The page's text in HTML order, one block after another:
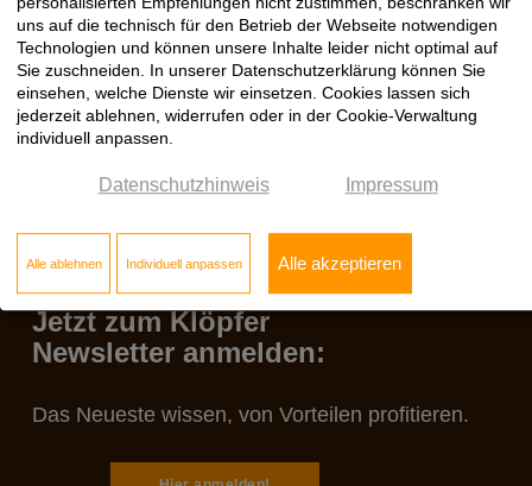
gewinnen!«
Weitere Info zum UPM ProFi Click System finden Siehiersowie
beiUPM ProFi
Jetzt zum Klöpfer
Newsletter anmelden:
Das Neueste wissen, von Vorteilen profitieren.
uns auf die technisch für den Betrieb der Webseite notwendigen
Technologien und können unsere Inhalte leider nicht optimal auf
Sie zuschneiden. In unserer Datenschutzerklärung können Sie
einsehen, welche Dienste wir einsetzen. Cookies lassen sich
jederzeit ablehnen, widerrufen oder in der Cookie-Verwaltung
individuell anpassen.
Datenschutzhinweis Impressum
Alle ablehnen Individuell anpassen Alle akzeptieren